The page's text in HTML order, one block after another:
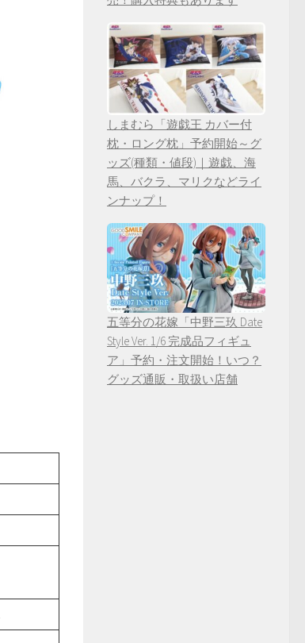
しまむら「遊戯王 カバー付
枕・ロング枕」予約開始～グ
ッズ(種類・値段)｜遊戯、海
馬、バクラ、マリクなどライ
ンナップ！
五等分の花嫁「中野三玖 Date
Style Ver. 1/6 完成品フィギュ
ア」予約・注文開始！いつ？
グッズ通販・取扱い店舗